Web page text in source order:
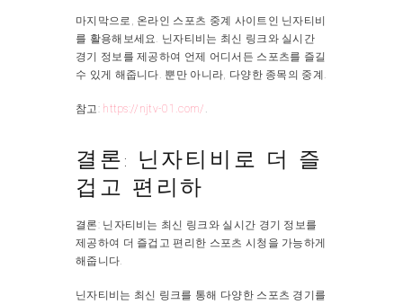
마지막으로, 온라인 스포츠 중계 사이트인 닌자티비
를 활용해보세요. 닌자티비는 최신 링크와 실시간
경기 정보를 제공하여 언제 어디서든 스포츠를 즐길
수 있게 해줍니다. 뿐만 아니라, 다양한 종목의 중계.
참고: https://njtv-01.com/
결론: 닌자티비로 더 즐
겁고 편리하
결론: 닌자티비는 최신 링크와 실시간 경기 정보를
제공하여 더 즐겁고 편리한 스포츠 시청을 가능하게
해줍니다.
닌자티비는 최신 링크를 통해 다양한 스포츠 경기를